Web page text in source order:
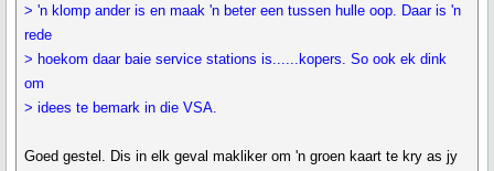
> 'n klomp ander is en maak 'n beter een tussen hulle oop. Daar is 'n
rede
> hoekom daar baie service stations is......kopers. So ook ek dink
om
> idees te bemark in die VSA.
Goed gestel. Dis in elk geval makliker om 'n groen kaart te kry as jy